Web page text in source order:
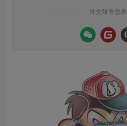
社交账号登录